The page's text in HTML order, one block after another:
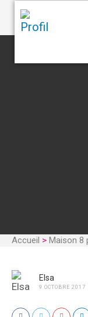
Accueil > Maison 8
Elsa
9 OCTOBRE 2017